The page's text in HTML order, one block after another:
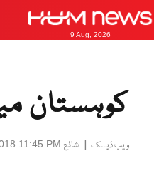
9 Aug, 2026
کوہستان میں
ویب ڈیسک | شائع 11:45 PM